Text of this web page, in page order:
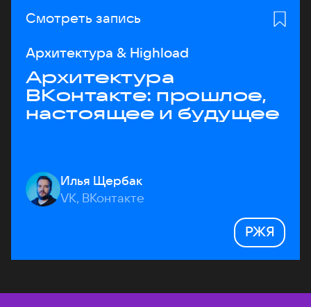
Смотреть запись
Архитектура & Highload
Архитектура
ВКонтакте: прошлое,
настоящее и будущее
Илья Щербак
VK, ВКонтакте
РЖЯ